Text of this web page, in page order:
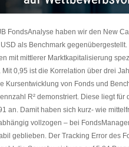
FondsAnalyse haben wir den New
als Benchmark
mit mittlerer Marktkapitalisierung
0,95 ist die Korrelation über drei
Kursentwicklung von Fonds und
R² demonstriert. Diese liegt
an. Damit haben sich kurz- wie
vollzogen – bei
geblieben. Der Tracking Error des